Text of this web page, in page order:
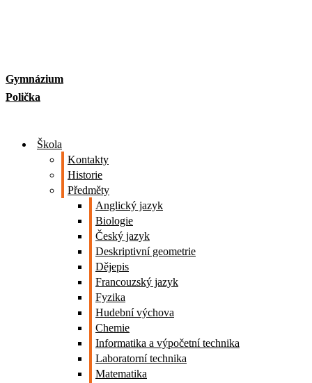
Gymnázium
Polička
Škola
Kontakty
Historie
Předměty
Anglický jazyk
Biologie
Český jazyk
Deskriptivní geometrie
Dějepis
Francouzský jazyk
Fyzika
Hudební výchova
Chemie
Informatika a výpočetní technika
Laboratorní technika
Matematika